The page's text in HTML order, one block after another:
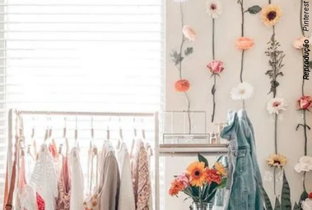
Reprodução
: Pinterest